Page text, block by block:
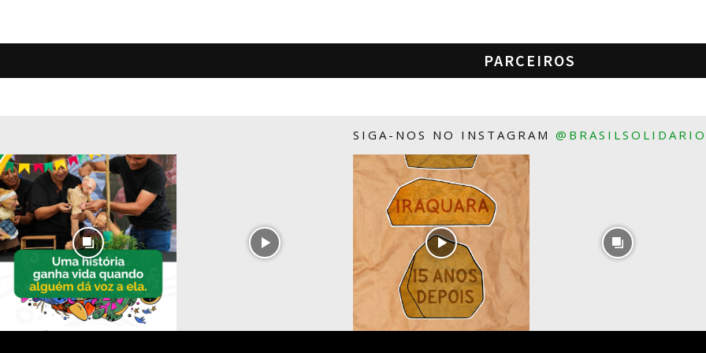
PARCEIROS
SIGA-NOS NO INSTAGRAM @BRASILSOLIDARIO